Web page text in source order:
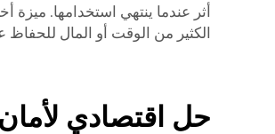
أثر عندما ينتهي استخدامها. ميزة
الكثير من الوقت أو المال للحفاظ
حل اقتصادي